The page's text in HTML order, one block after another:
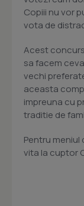
Copiii nu vor
vota de
Acest
sa facem
vechi
aceasta
impreuna cu
traditie de
Pentru
vita la cuptor